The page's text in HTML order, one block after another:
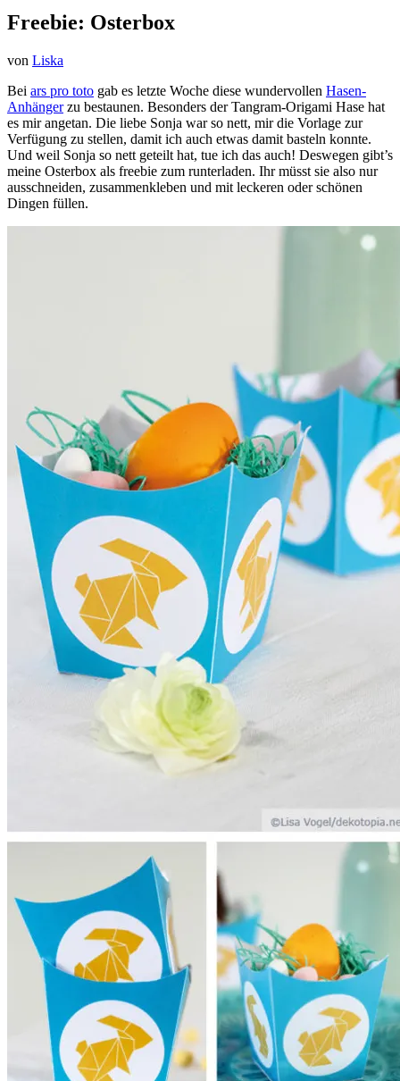
Freebie: Osterbox
von Liska
Bei ars pro toto gab es letzte Woche diese wundervollen Hasen-
Anhängerzu bestaunen. Besonders der Tangram-Origami Hase hat
es mir angetan. Die liebe Sonja war so nett, mir die Vorlage zur
Verfügung zu stellen, damit ich auch etwas damit basteln konnte.
Und weil Sonja so nett geteilt hat, tue ich das auch! Deswegen gibt’s
meine Osterbox als freebie zum runterladen. Ihr müsst sie also nur
ausschneiden, zusammenkleben und mit leckeren oder schönen
Dingen füllen.